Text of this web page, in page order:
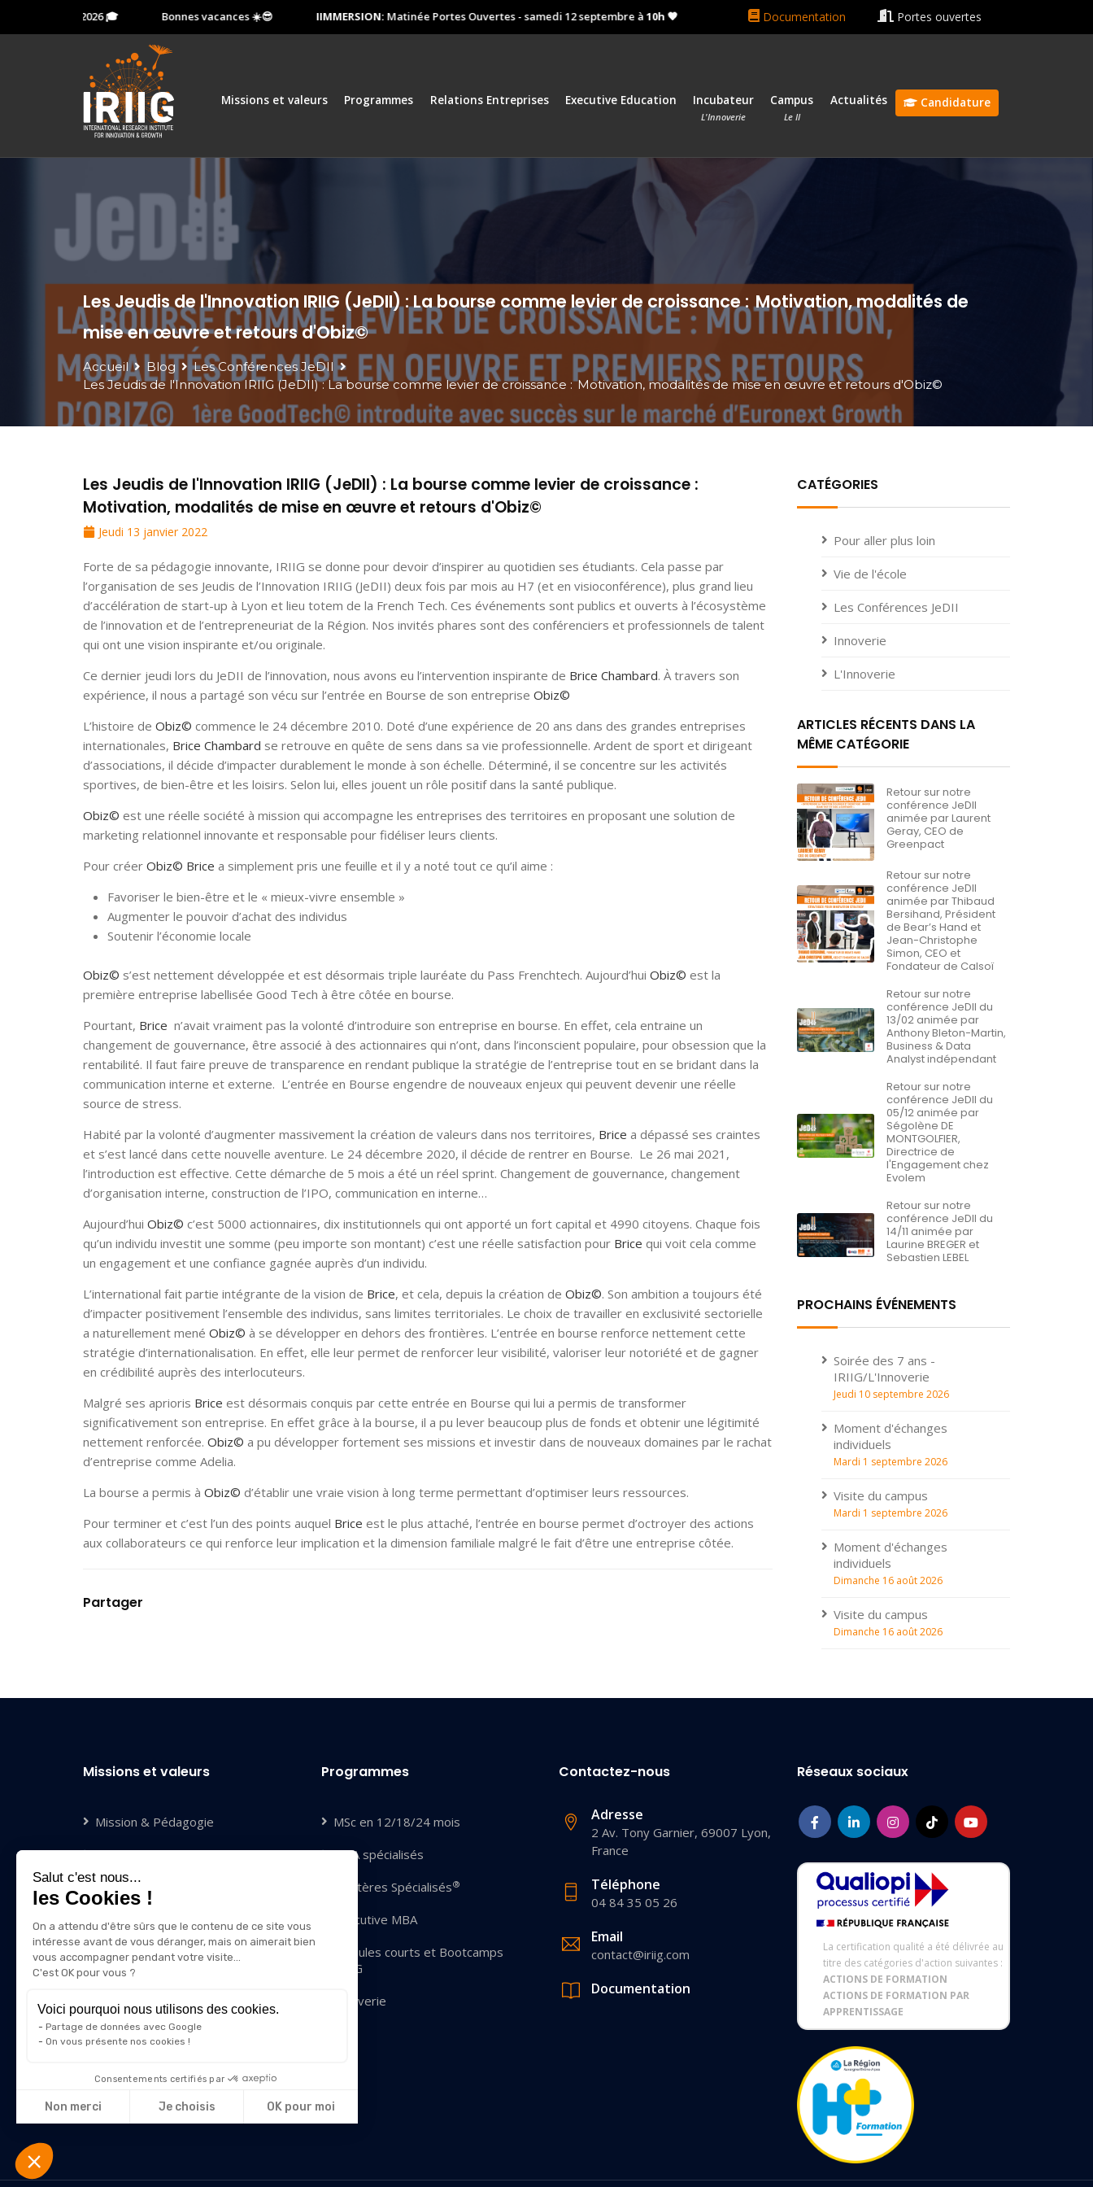
les Cookies !
contenu de ce site vous intéresse
avant de vous déranger, mais on aimerait bien vous
accompagner pendant votre visite...
C'est OK pour vous ?
Voici pourquoi nous utilisons des cookies.
Partage de données avec Google
On vous présente nos cookies !
Consentements certifiés par
Non merci Je choisis OK pour moi
Notre plateforme vous permet d'adapter et de gérer vos paramètres de confidentialité, en garantissant la conformité avec les réglementations. Personnalisez vos préférences pour contrôler
octobre 2026 🎓 Bonnes vacances ☀️😎 IIMMERSION:Matinée Portes Ouvertes - samedi 12 septembre à10h 🧡 Prochain rentrée le 13 octobre 2026 🎓 Bonnes vacances ☀️😎
Documentation Portes ouvertes
Missions et valeurs Programmes Relations Entreprises Executive Education Incubateur
L'Innoverie
Campus
Le II
Actualités Candidature
Les Jeudis de l'Innovation IRIIG (JeDII) : La bourse comme levier de croissance : Motivation, modalités de
mise en œuvre et retours d'Obiz©
Accueil Blog
Les Conférences JeDII
Les Jeudis de l'Innovation IRIIG (JeDII) : La bourse comme levier de croissance : Motivation, modalités de mise en œuvre et retours d'Obiz©
Les Jeudis de l'Innovation IRIIG (JeDII) : La bourse comme levier de croissance :
Motivation, modalités de mise en œuvre et retours d'Obiz©
Jeudi 13 janvier 2022
Forte de sa pédagogie innovante, IRIIG se donne pour devoir d’inspirer au quotidien ses étudiants. Cela passe par
l’organisation de ses Jeudis de l’Innovation IRIIG (JeDII) deux fois par mois au H7 (et en visioconférence), plus grand lieu
d’accélération de start-up à Lyon et lieu totem de la French Tech. Ces événements sont publics et ouverts à l’écosystème
de l’innovation et de l’entrepreneuriat de la Région. Nos invités phares sont des conférenciers et professionnels de talent
qui ont une vision inspirante et/ou originale.
Ce dernier jeudi lors du JeDII de l’innovation, nous avons eu l’intervention inspirante de Brice Chambard. À travers son
expérience, il nous a partagé son vécu sur l’entrée en Bourse de son entreprise Obiz©
L’histoire de Obiz© commence le 24 décembre 2010. Doté d’une expérience de 20 ans dans des grandes entreprises
internationales, Brice Chambard se retrouve en quête de sens dans sa vie professionnelle. Ardent de sport et dirigeant
d’associations, il décide d’impacter durablement le monde à son échelle. Déterminé, il se concentre sur les activités
sportives, de bien-être et les loisirs. Selon lui, elles jouent un rôle positif dans la santé publique.
Obiz© est une réelle société à mission qui accompagne les entreprises des territoires en proposant une solution de
marketing relationnel innovante et responsable pour fidéliser leurs clients.
Pour créer Obiz© Brice a simplement pris une feuille et il y a noté tout ce qu’il aime :
Favoriser le bien-être et le « mieux-vivre ensemble »
Augmenter le pouvoir d’achat des individus
Soutenir l’économie locale
Obiz© s’est nettement développée et est désormais triple lauréate du Pass Frenchtech. Aujourd’hui Obiz© est la
première entreprise labellisée Good Tech à être côtée en bourse.
Pourtant, Brice n’avait vraiment pas la volonté d’introduire son entreprise en bourse. En effet, cela entraine un
changement de gouvernance, être associé à des actionnaires qui n’ont, dans l’inconscient populaire, pour obsession que la
rentabilité. Il faut faire preuve de transparence en rendant publique la stratégie de l’entreprise tout en se bridant dans la
communication interne et externe. L’entrée en Bourse engendre de nouveaux enjeux qui peuvent devenir une réelle
source de stress.
Habité par la volonté d’augmenter massivement la création de valeurs dans nos territoires, Brice a dépassé ses craintes
et s’est lancé dans cette nouvelle aventure. Le 24 décembre 2020, il décide de rentrer en Bourse. Le 26 mai 2021,
l’introduction est effective. Cette démarche de 5 mois a été un réel sprint. Changement de gouvernance, changement
d’organisation interne, construction de l’IPO, communication en interne…
Aujourd’hui Obiz© c’est 5000 actionnaires, dix institutionnels qui ont apporté un fort capital et 4990 citoyens. Chaque fois
qu’un individu investit une somme (peu importe son montant) c’est une réelle satisfaction pour Brice qui voit cela comme
un engagement et une confiance gagnée auprès d’un individu.
L’international fait partie intégrante de la vision de Brice, et cela, depuis la création de Obiz©. Son ambition a toujours été
d’impacter positivement l’ensemble des individus, sans limites territoriales. Le choix de travailler en exclusivité sectorielle
a naturellement mené Obiz© à se développer en dehors des frontières. L’entrée en bourse renforce nettement cette
stratégie d’internationalisation. En effet, elle leur permet de renforcer leur visibilité, valoriser leur notoriété et de gagner
en crédibilité auprès des interlocuteurs.
Malgré ses aprioris Brice est désormais conquis par cette entrée en Bourse qui lui a permis de transformer
significativement son entreprise. En effet grâce à la bourse, il a pu lever beaucoup plus de fonds et obtenir une légitimité
nettement renforcée. Obiz© a pu développer fortement ses missions et investir dans de nouveaux domaines par le rachat
d’entreprise comme Adelia.
La bourse a permis à Obiz© d’établir une vraie vision à long terme permettant d’optimiser leurs ressources.
Pour terminer et c’est l’un des points auquel Brice est le plus attaché, l’entrée en bourse permet d’octroyer des actions
aux collaborateurs ce qui renforce leur implication et la dimension familiale malgré le fait d’être une entreprise côtée.
Partager
CATÉGORIES
Pour aller plus loin
Vie de l'école
Les Conférences JeDII
Innoverie
L'Innoverie
ARTICLES RÉCENTS DANS LA
MÊME CATÉGORIE
Retour sur notre
conférence JeDII
animée par Laurent
Geray, CEO de
Greenpact
Retour sur notre
conférence JeDII
animée par Thibaud
Bersihand, Président
de Bear’s Hand et
Jean-Christophe
Simon, CEO et
Fondateur de Calsoï
Retour sur notre
conférence JeDII du
13/02 animée par
Anthony Bleton-Martin,
Business & Data
Analyst indépendant
Retour sur notre
conférence JeDII du
05/12 animée par
Ségolène DE
MONTGOLFIER,
Directrice de
l'Engagement chez
Evolem
Retour sur notre
conférence JeDII du
14/11 animée par
Laurine BREGER et
Sebastien LEBEL
PROCHAINS ÉVÉNEMENTS
Soirée des 7 ans -
IRIIG/L'Innoverie
Jeudi 10 septembre 2026
Moment d'échanges
individuels
Mardi 1 septembre 2026
Visite du campus
Mardi 1 septembre 2026
Moment d'échanges
individuels
Dimanche 16 août 2026
Visite du campus
Dimanche 16 août 2026
Missions et valeurs
Mission & Pédagogie
Compétences & Valeurs
Diversité & Inclusion
Qui sommes-nous ?
Nous rejoindre
Programmes
MSc en 12/18/24 mois
MBA spécialisés
Mastères Spécialisés®
Executive MBA
Modules courts et Bootcamps
IRIIG
Innoverie
Contactez-nous
Adresse
2 Av. Tony Garnier, 69007 Lyon,
France
Téléphone
04 84 35 05 26
Email
contact@iriig.com
Documentation
Réseaux sociaux
La certification qualité a été délivrée au
titre des catégories d'action suivantes :
ACTIONS DE FORMATION
ACTIONS DE FORMATION PAR
APPRENTISSAGE